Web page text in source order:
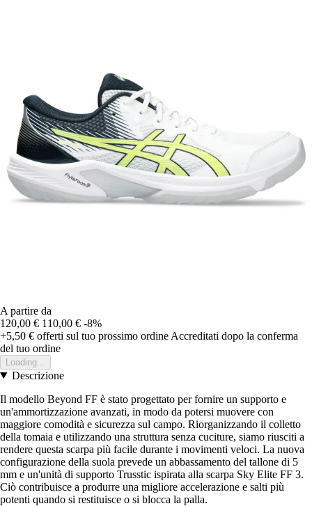
A partire da
120,00 € 110,00 € -8%
+5,50 € offerti sul tuo prossimo ordine Accreditati dopo la conferma
del tuo ordine
Loading...
Descrizione
Il modello Beyond FF è stato progettato per fornire un supporto e
un'ammortizzazione avanzati, in modo da potersi muovere con
maggiore comodità e sicurezza sul campo. Riorganizzando il colletto
della tomaia e utilizzando una struttura senza cuciture, siamo riusciti a
rendere questa scarpa più facile durante i movimenti veloci. La nuova
configurazione della suola prevede un abbassamento del tallone di 5
mm e un'unità di supporto Trusstic ispirata alla scarpa Sky Elite FF 3.
Ciò contribuisce a produrre una migliore accelerazione e salti più
potenti quando si restituisce o si blocca la palla.